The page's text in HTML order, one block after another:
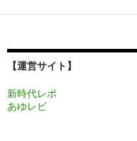
ー
ョ
ン
【運営サイト】
新時代レポ
あゆレビ